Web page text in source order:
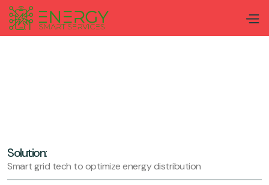
Solution:
Smart grid tech to optimize energy distribution